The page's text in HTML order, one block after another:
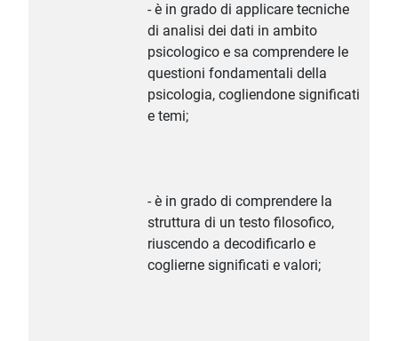
- è in grado di applicare tecniche
di analisi dei dati in ambito
psicologico e sa comprendere le
questioni fondamentali della
psicologia, cogliendone significati
e temi;
- è in grado di comprendere la
struttura di un testo filosofico,
riuscendo a decodificarlo e
coglierne significati e valori;